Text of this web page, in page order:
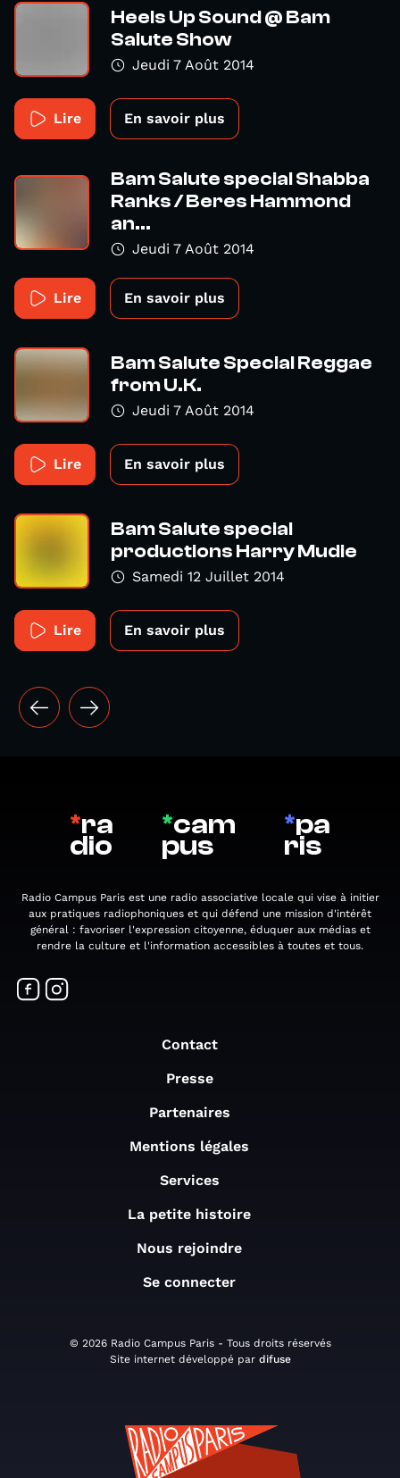
Heels Up Sound @ Bam
Salute Show
Jeudi 7 Août 2014
Lire En savoir plus
Bam Salute special Shabba
Ranks / Beres Hammond
an...
Jeudi 7 Août 2014
Lire En savoir plus
Bam Salute Special Reggae
from U.K.
Jeudi 7 Août 2014
Lire En savoir plus
Bam Salute special
productions Harry Mudie
Samedi 12 Juillet 2014
Lire En savoir plus
*ra
dio
*cam
pus
*pa
ris
Radio Campus Paris est une radio associative locale qui vise à initier
aux pratiques radiophoniques et qui défend une mission d'intérêt
général : favoriser l'expression citoyenne, éduquer aux médias et
rendre la culture et l'information accessibles à toutes et tous.
Contact
Presse
Partenaires
Mentions légales
Services
La petite histoire
Nous rejoindre
Se connecter
© 2026 Radio Campus Paris - Tous droits réservés
Site internet développé par difuse